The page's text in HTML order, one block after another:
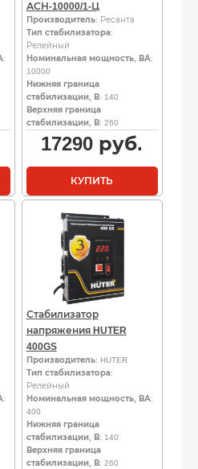
:
АСН-10000/1-Ц
Производитель: Ресанта
Тип стабилизатора:
Релейный
Номинальная мощность, ВА:
10000
Нижняя граница
стабилизации, В: 140
Верхняя граница
стабилизации, В: 260
17290 руб.
КУПИТЬ
:
Стабилизатор
напряжения HUTER
400GS
Производитель: HUTER
Тип стабилизатора:
Релейный
Номинальная мощность, ВА:
400
Нижняя граница
стабилизации, В: 140
Верхняя граница
стабилизации, В: 260